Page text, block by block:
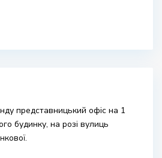
представницький офіс на 1
будинку, на розі вулиць